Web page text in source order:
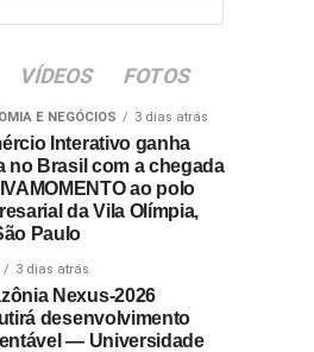
VÍDEOS FOTOS
E NEGÓCIOS 3 dias atrás
Interativo ganha
no Brasil com a chegada
ao polo
da Vila Olímpia,
Paulo
3 dias atrás
Nexus-2026
desenvolvimento
— Universidade